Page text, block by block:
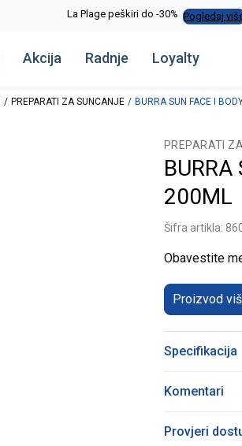
La Plage peškiri do -30% Pogledaj
Akcija Radnje Loyalty
PREPARATI ZA SUNCANJE BURRA SUN FACE I
PREPARATI
BURRA
200ML
Šifra artikla:
Obavestite
Proizvod
Specifikacija
Komentari
Provjeri